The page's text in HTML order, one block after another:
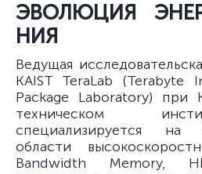
ЭВОЛЮЦИЯ
НИЯ
Ведущая
KAIST TeraLab (Terabyte
Package Laboratory) при
техническом
специализируется на
области
Bandwidth Memory,